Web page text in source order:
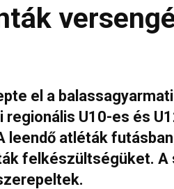
el a
U10-es és
leendő atléták
felkészültségüket. A